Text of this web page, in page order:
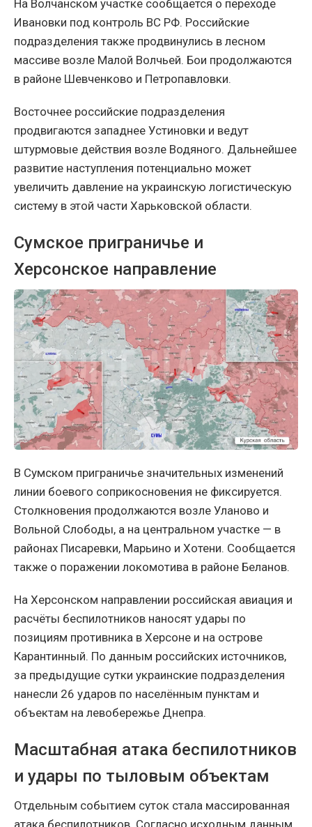
На Волчанском участке сообщается о переходе
Ивановки под контроль ВС РФ. Российские
подразделения также продвинулись в лесном
массиве возле Малой Волчьей. Бои продолжаются
в районе Шевченково и Петропавловки.
Восточнее российские подразделения
продвигаются западнее Устиновки и ведут
штурмовые действия возле Водяного. Дальнейшее
развитие наступления потенциально может
увеличить давление на украинскую логистическую
систему в этой части Харьковской области.
Сумское приграничье и
Херсонское направление
В Сумском приграничье значительных изменений
линии боевого соприкосновения не фиксируется.
Столкновения продолжаются возле Уланово и
Вольной Слободы, а на центральном участке — в
районах Писаревки, Марьино и Хотени. Сообщается
также о поражении локомотива в районе Беланов.
На Херсонском направлении российская авиация и
расчёты беспилотников наносят удары по
позициям противника в Херсоне и на острове
Карантинный. По данным российских источников,
за предыдущие сутки украинские подразделения
нанесли 26 ударов по населённым пунктам и
объектам на левобережье Днепра.
Масштабная атака беспилотников
и удары по тыловым объектам
Отдельным событием суток стала массированная
атака беспилотников. Согласно исходным данным